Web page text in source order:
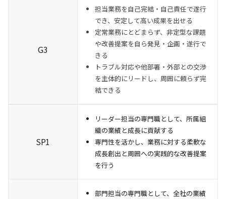
G3
担当業務を自己完結・自己責任で遂行
でき、安定して高い成果を出せる
定常業務にとどまらず、非定型な課題
や改善提案を自ら発見・企画・遂行で
きる
トラブル対応や他部署・外部との交渉
を主体的にリードし、周囲に頼らず完
結できる
SP1
リーダー担当の専門職として、所属組
織の業績と成長に貢献する
専門性を活かし、業務に対する柔軟な
成長創出と周囲への実践的な改善提案
を行う
部門担当の専門職として、全社の業績